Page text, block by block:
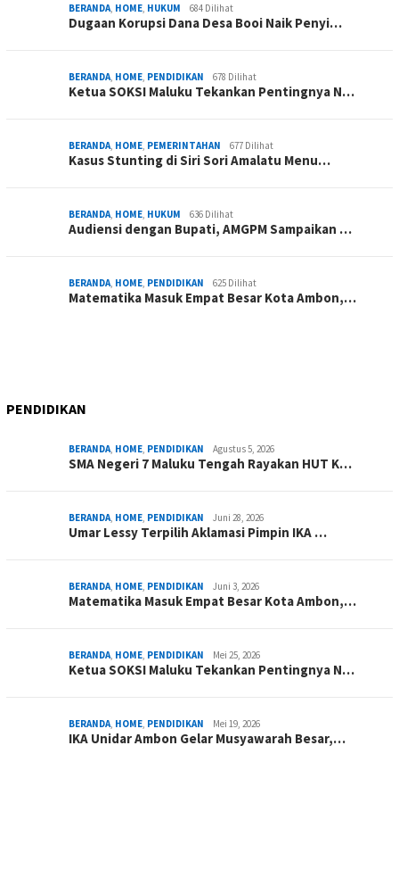
BERANDA HOME HUKUM 684 Dilihat
Dugaan Korupsi Dana Desa Booi Naik Penyi…
BERANDA HOME PENDIDIKAN 678 Dilihat
Ketua SOKSI Maluku Tekankan Pentingnya N…
BERANDA HOME PEMERINTAHAN 677 Dilihat
Kasus Stunting di Siri Sori Amalatu Menu…
BERANDA HOME HUKUM 636 Dilihat
Audiensi dengan Bupati, AMGPM Sampaikan …
BERANDA HOME PENDIDIKAN 625 Dilihat
Matematika Masuk Empat Besar Kota Ambon,…
PENDIDIKAN
BERANDA HOME PENDIDIKAN Agustus 5, 2026
SMA Negeri 7 Maluku Tengah Rayakan HUT K…
BERANDA HOME PENDIDIKAN Juni 28, 2026
Umar Lessy Terpilih Aklamasi Pimpin IKA …
BERANDA HOME PENDIDIKAN Juni 3, 2026
Matematika Masuk Empat Besar Kota Ambon,…
BERANDA HOME PENDIDIKAN Mei 25, 2026
Ketua SOKSI Maluku Tekankan Pentingnya N…
BERANDA HOME PENDIDIKAN Mei 19, 2026
IKA Unidar Ambon Gelar Musyawarah Besar,…